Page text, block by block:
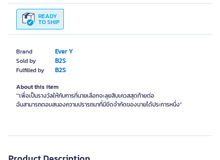
Brand Ever Y
Sold by B2S
Fulfilled by B2S
READY
TO SHIP
About this item
'“เพื่อเป็นรางวัลให้กับการที่นายเลือกจะลุยสิบเควสสุดท้ายต่อ